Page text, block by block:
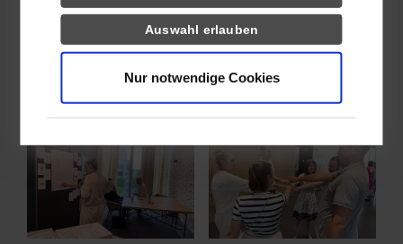
Auswahl erlauben
Nur notwendige Cookies
Weitere Informationen stehen im Internet zur Verfügung:
www.planspielforum.de
www.zms.dhbw-stuttgart.de